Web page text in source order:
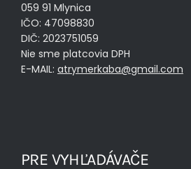
059 91 Mlynica
IČO: 47098830
DIČ: 2023751059
Nie sme platcovia DPH
E-MAIL: atrymerkaba@gmail.com
PRE VYHĽADÁVAČE